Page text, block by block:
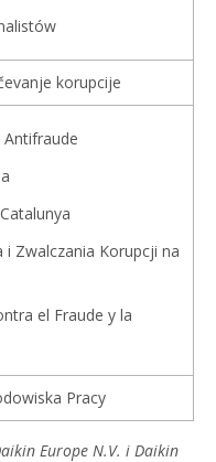
korupcije
Antifraude
i Zwalczania Korupcji na
el Fraude y la
Pracy
Europe N.V. i Daikin